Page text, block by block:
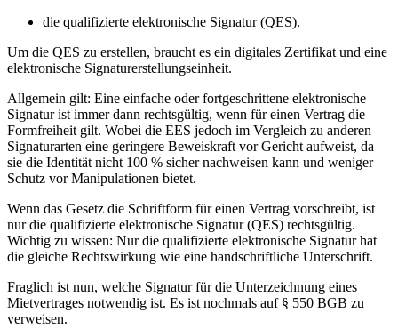
die qualifizierte elektronische Signatur (QES).
Um die QES zu erstellen, braucht es ein digitales Zertifikat und eine
elektronische Signaturerstellungseinheit.
Allgemein gilt: Eine einfache oder fortgeschrittene elektronische
Signatur ist immer dann rechtsgültig, wenn für einen Vertrag die
Formfreiheit gilt. Wobei die EES jedoch im Vergleich zu anderen
Signaturarten eine geringere Beweiskraft vor Gericht aufweist, da
sie die Identität nicht 100 % sicher nachweisen kann und weniger
Schutz vor Manipulationen bietet.
Wenn das Gesetz die Schriftform für einen Vertrag vorschreibt, ist
nur die qualifizierte elektronische Signatur (QES) rechtsgültig.
Wichtig zu wissen: Nur die qualifizierte elektronische Signatur hat
die gleiche Rechtswirkung wie eine handschriftliche Unterschrift.
Fraglich ist nun, welche Signatur für die Unterzeichnung eines
Mietvertrages notwendig ist. Es ist nochmals auf § 550 BGB zu
verweisen.